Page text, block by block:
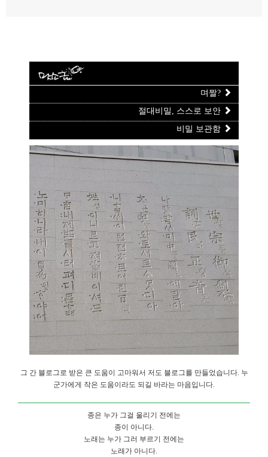
며짤?
절대비밀, 스스로 보안
비밀 보관함
그 간 블로그로 받은 큰 도움이 고마워서 저도 블로그를 만들었습니다. 누
군가에게 작은 도움이라도 되길 바라는 마음입니다.
종은 누가 그걸 울리기 전에는
종이 아니다.
노래는 누가 그러 부르기 전에는
노래가 아니다.